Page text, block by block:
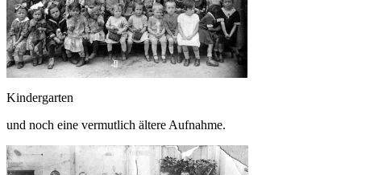
Kindergarten
und noch eine vermutlich ältere Aufnahme.